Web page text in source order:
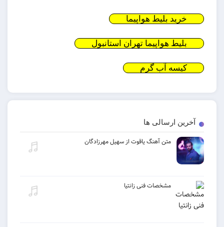
آخرین ارسالی ها
متن آهنگ یاقوت از سهیل مهرزادگان
مشخصات فنی زانتیا
خرید بلیط هواپیما
بلیط هواپیما تهران استانبول
کیسه آب گرم